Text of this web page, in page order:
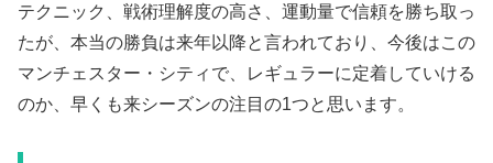
テクニック、戦術理解度の高さ、運動量で信頼を勝ち取っ
たが、本当の勝負は来年以降と言われており、今後はこの
マンチェスター・シティで、レギュラーに定着していける
のか、早くも来シーズンの注目の1つと思います。